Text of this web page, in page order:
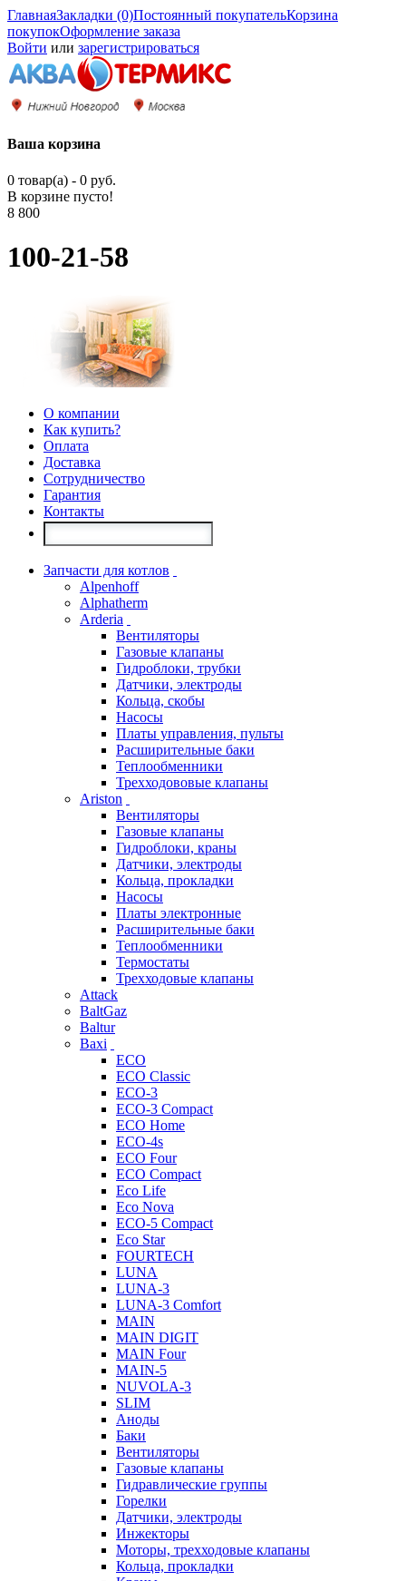
ГлавнаяЗакладки (0)Постоянный покупательКорзина
покупокОформление заказа
Войти или зарегистрироваться
Ваша корзина
0 товар(а) - 0 руб.
В корзине пусто!
8 800
100-21-58
О компании
Как купить?
Оплата
Доставка
Сотрудничество
Гарантия
Контакты
Запчасти для котлов
Alpenhoff
Alphatherm
Arderia
Вентиляторы
Газовые клапаны
Гидроблоки, трубки
Датчики, электроды
Кольца, скобы
Насосы
Платы управления, пульты
Расширительные баки
Теплообменники
Трехходововые клапаны
Ariston
Вентиляторы
Газовые клапаны
Гидроблоки, краны
Датчики, электроды
Кольца, прокладки
Насосы
Платы электронные
Расширительные баки
Теплообменники
Термостаты
Трехходовые клапаны
Attack
BaltGaz
Baltur
Baxi
ECO
ECO Classic
ECO-3
ECO-3 Compact
ECO Home
ECO-4s
ECO Four
ECO Compact
Eco Life
Eco Nova
ECO-5 Compact
Eco Star
FOURTECH
LUNA
LUNA-3
LUNA-3 Comfort
MAIN
MAIN DIGIT
MAIN Four
MAIN-5
NUVOLA-3
SLIM
Аноды
Баки
Вентиляторы
Газовые клапаны
Гидравлические группы
Горелки
Датчики, электроды
Инжекторы
Моторы, трехходовые клапаны
Кольца, прокладки